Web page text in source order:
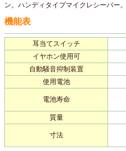
ン。ハンディタイプマイクレシーバー。
機能表
耳当てスイッチ
イヤホン使用可
自動騒音抑制装置
使用電池
電池寿命
質量
寸法